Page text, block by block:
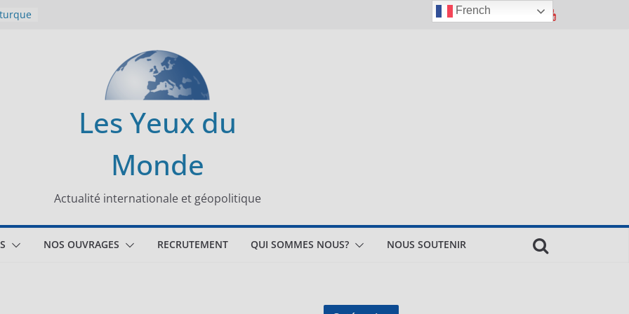
Les Yeux du
Monde
Actualité internationale et géopolitique
NOS OUVRAGES RECRUTEMENT QUI SOMMES NOUS? NOUS SOUTENIR
French